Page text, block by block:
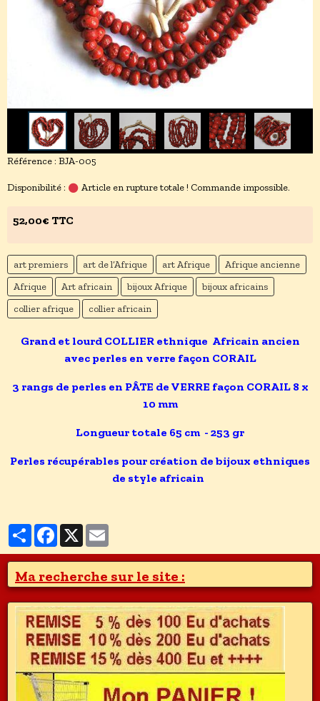
Référence : BJA-005
Disponibilité : Article en rupture totale ! Commande impossible.
52,00€ TTC
art premiers art de l’Afrique art Afrique
Afrique ancienne
Afrique
Art africain bijoux Afrique
bijoux africains
collier afrique
collier africain
Grand et lourd COLLIER ethnique Africain ancien
avec perles en verre façon CORAIL
3 rangs de perles en PÂTE de VERRE façon CORAIL 8 x
10 mm
Longueur totale 65 cm - 253 gr
Perles récupérables pour création de bijoux ethniques
de style africain
PartagerFacebook
X
Ma recherche sur le site :